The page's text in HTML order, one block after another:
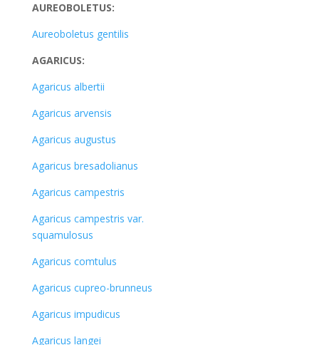
AUREOBOLETUS:
Aureoboletus gentilis
AGARICUS:
Agaricus albertii
Agaricus arvensis
Agaricus augustus
Agaricus bresadolianus
Agaricus campestris
Agaricus campestris var.
squamulosus
Agaricus comtulus
Agaricus cupreo-brunneus
Agaricus impudicus
Agaricus langei